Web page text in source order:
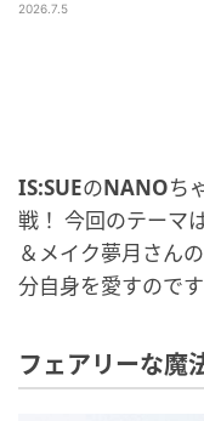
2026.7.5
IS:SUEのNANOち
戦！ 今回のテーマ
＆メイク夢月さん
分自身を愛すので
フェアリーな魔